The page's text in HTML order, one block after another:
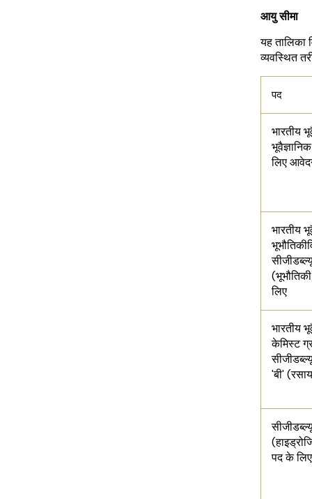
आयु सीमा
यह तालिका
व्यवस्थित
पद
भारतीय
लिए
भारतीय
लिए
भारतीय
केमिस्ट
'बी'
पद के लिए